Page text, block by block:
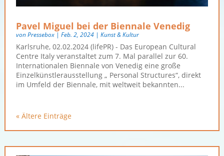
Pavel Miguel bei der Biennale Venedig
vonPressebox |Feb. 2, 2024 |Kunst & Kultur
Karlsruhe, 02.02.2024 (lifePR) - Das European Cultural
Centre Italy veranstaltet zum 7. Mal parallel zur 60.
Internationalen Biennale von Venedig eine große
Einzelkünstlerausstellung „ Personal Structures“, direkt
im Umfeld der Biennale, mit weltweit bekannten...
« Ältere Einträge